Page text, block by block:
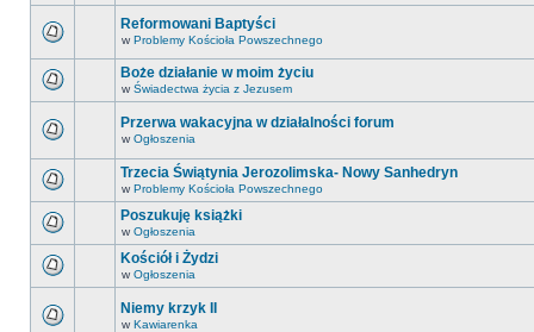
Reformowani Baptyści
w Problemy Kościoła Powszechnego
Boże działanie w moim życiu
w Świadectwa życia z Jezusem
Przerwa wakacyjna w działalności forum
w Ogłoszenia
Trzecia Świątynia Jerozolimska- Nowy Sanhedryn
w Problemy Kościoła Powszechnego
Poszukuję książki
w Ogłoszenia
Kościół i Żydzi
w Ogłoszenia
Niemy krzyk II
w Kawiarenka